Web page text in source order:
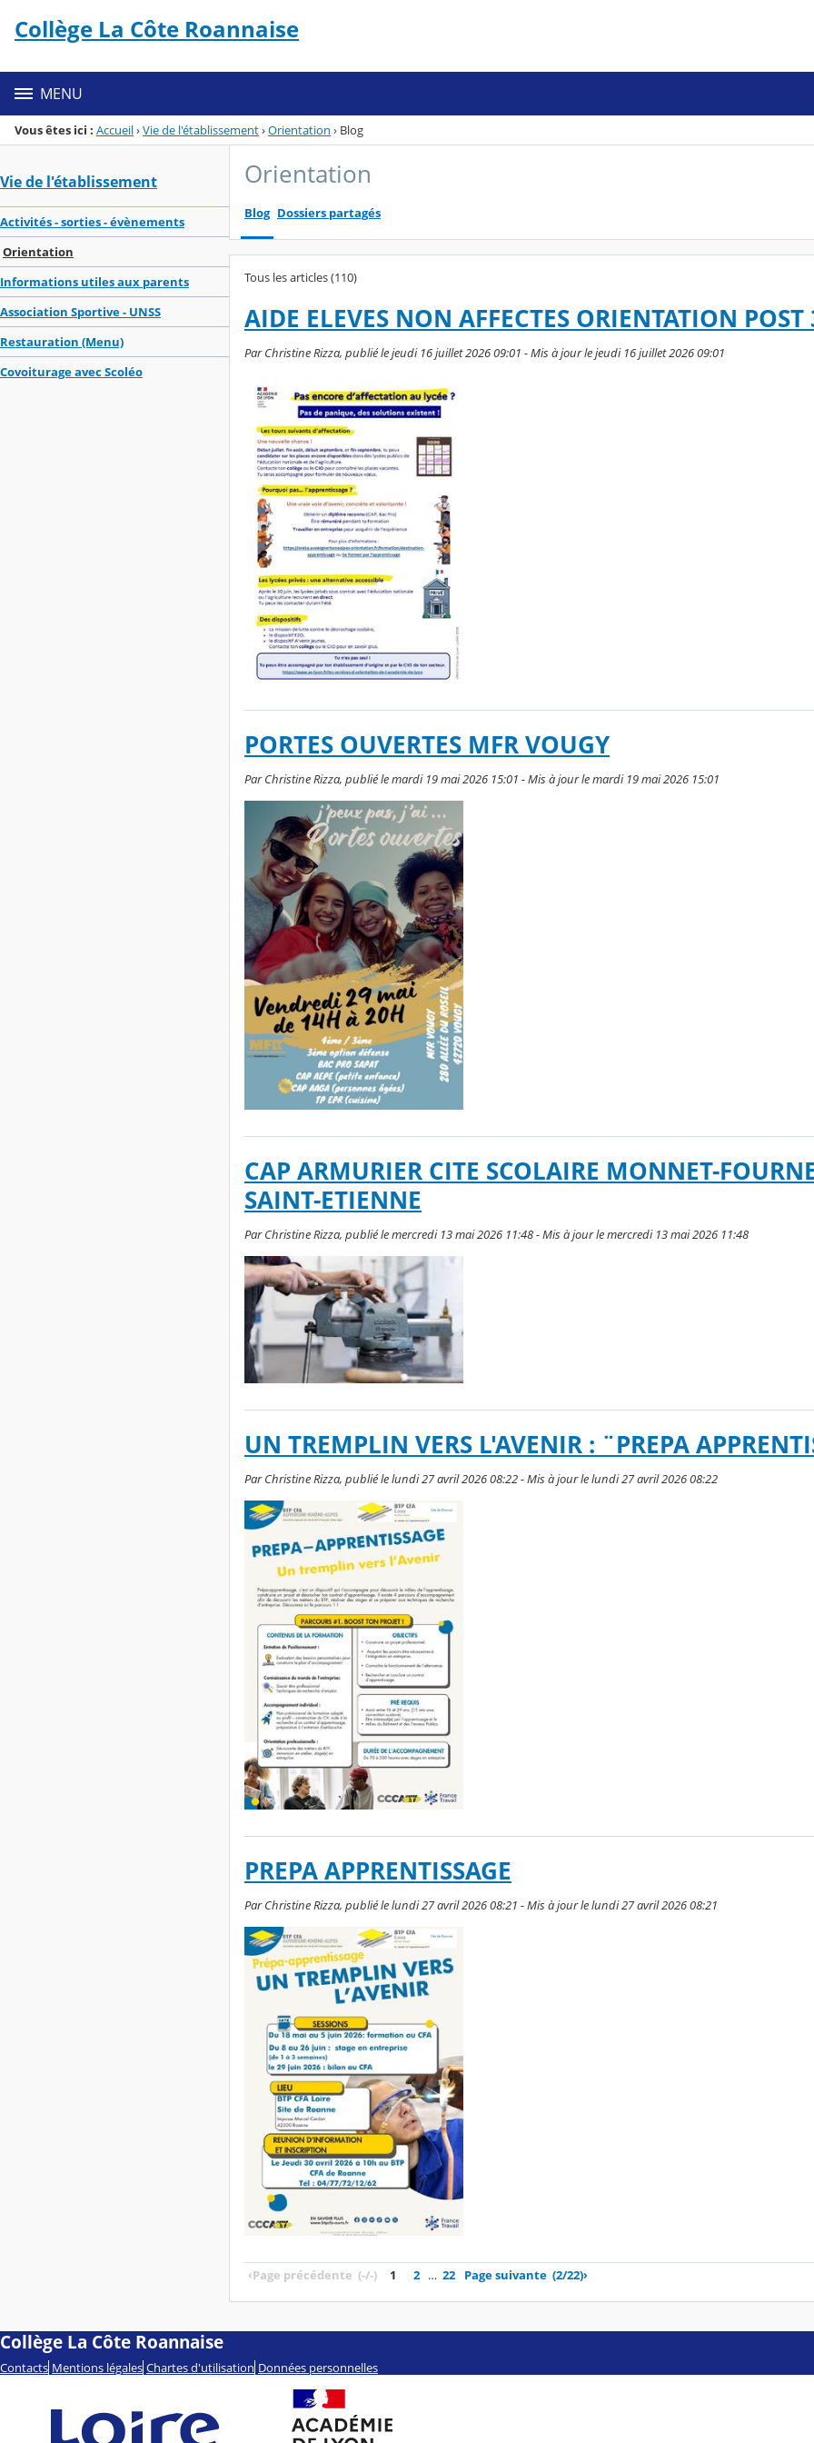
Menu de la rubrique
Contenu
Collège La Côte Roannaise
MENU
Vous êtes ici : Accueil›Vie de l'établissement›Orientation › Blog
Vie de l'établissement
Activités - sorties - évènements
Orientation
Informations utiles aux parents
Association Sportive - UNSS
Restauration (Menu)
Covoiturage avec Scoléo
Orientation
Blog Dossiers partagés
Tous les articles (110)
AIDE ELEVES NON AFFECTES ORIENTATION POST
Par Christine Rizza, publié le jeudi 16 juillet 2026 09:01 - Mis à jour le jeudi 16 juillet 2026 09:01
PORTES OUVERTES MFR VOUGY
Par Christine Rizza, publié le mardi 19 mai 2026 15:01 - Mis à jour le mardi 19 mai 2026 15:01
CAP ARMURIER CITE SCOLAIRE MONNET-
SAINT-ETIENNE
Par Christine Rizza, publié le mercredi 13 mai 2026 11:48 - Mis à jour le mercredi 13 mai 2026 11:48
UN TREMPLIN VERS L'AVENIR : ¨PREPA
Par Christine Rizza, publié le lundi 27 avril 2026 08:22 - Mis à jour le lundi 27 avril 2026 08:22
PREPA APPRENTISSAGE
Par Christine Rizza, publié le lundi 27 avril 2026 08:21 - Mis à jour le lundi 27 avril 2026 08:21
‹Page précédente (-/-) 1 2 … 22 Page suivante (2/22)›
Collège La Côte Roannaise
Contacts Mentions légales Chartes d'utilisation Données personnelles